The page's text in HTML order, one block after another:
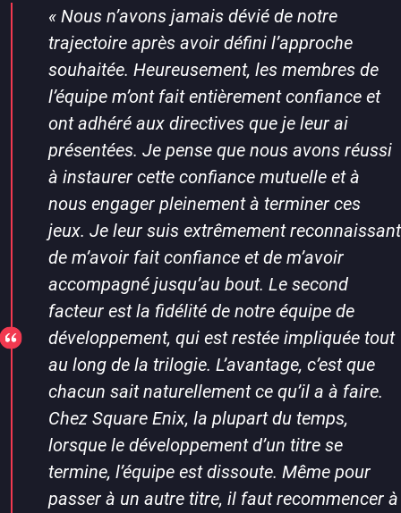
« Nous n’avons jamais dévié de notre
trajectoire après avoir défini l’approche
souhaitée. Heureusement, les membres de
l’équipe m’ont fait entièrement confiance et
ont adhéré aux directives que je leur ai
présentées. Je pense que nous avons réussi
à instaurer cette confiance mutuelle et à
nous engager pleinement à terminer ces
jeux. Je leur suis extrêmement reconnaissant
de m’avoir fait confiance et de m’avoir
accompagné jusqu’au bout. Le second
facteur est la fidélité de notre équipe de
développement, qui est restée impliquée tout
au long de la trilogie. L’avantage, c’est que
chacun sait naturellement ce qu’il a à faire.
Chez Square Enix, la plupart du temps,
lorsque le développement d’un titre se
termine, l’équipe est dissoute. Même pour
passer à un autre titre, il faut recommencer à